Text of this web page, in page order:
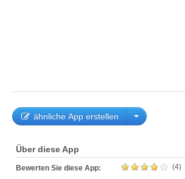
ähnliche App erstellen
Über diese App
Bewerten Sie diese App: (4)